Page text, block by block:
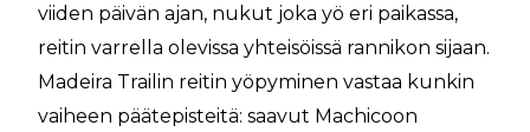
viiden päivän ajan, nukut joka yö eri paikassa,
reitin varrella olevissa yhteisöissä rannikon sijaan.
Madeira Trailin reitin yöpyminen vastaa kunkin
vaiheen päätepisteitä: saavut Machicoon